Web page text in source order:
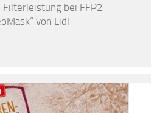
Filterleistung bei FFP2
von Lidl